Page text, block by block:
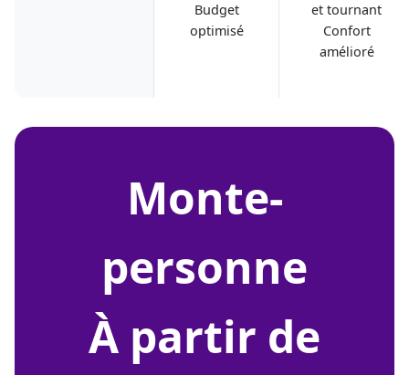
Budget
optimisé
et tournant
Confort
amélioré
monte-
personne
À partir de